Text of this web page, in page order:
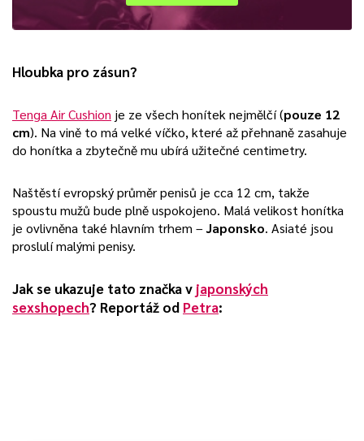
Hloubka pro zásun?
Tenga Air Cushion je ze všech honítek nejmělčí (pouze 12
cm). Na vině to má velké víčko, které až přehnaně zasahuje
do honítka a zbytečně mu ubírá užitečné centimetry.
Naštěstí evropský průměr penisů je cca 12 cm, takže
spoustu mužů bude plně uspokojeno. Malá velikost honítka
je ovlivněna také hlavním trhem –Japonsko. Asiaté jsou
proslulí malými penisy.
Jak se ukazuje tato značka v japonských
sexshopech? Reportáž od Petra: